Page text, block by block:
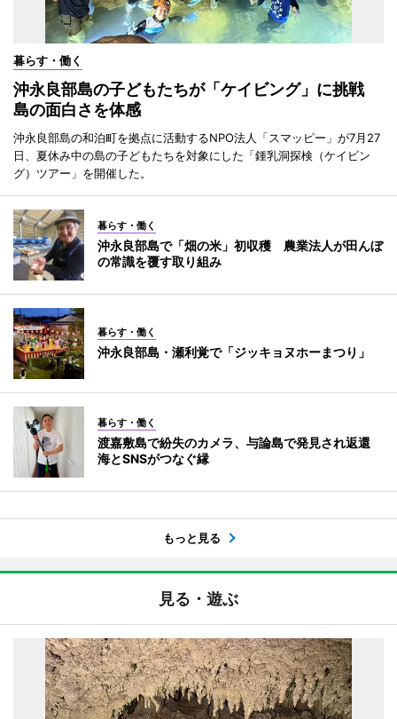
暮らす・働く
沖永良部島の子どもたちが「ケイビング」に挑戦
島の面白さを体感
沖永良部島の和泊町を拠点に活動するNPO法人「スマッピー」が7月27
日、夏休み中の島の子どもたちを対象にした「鍾乳洞探検（ケイビン
グ）ツアー」を開催した。
暮らす・働く
沖永良部島で「畑の米」初収穫 農業法人が田んぼ
の常識を覆す取り組み
暮らす・働く
沖永良部島・瀬利覚で「ジッキョヌホーまつり」
暮らす・働く
渡嘉敷島で紛失のカメラ、与論島で発見され返還
海とSNSがつなぐ縁
もっと見る
見る・遊ぶ